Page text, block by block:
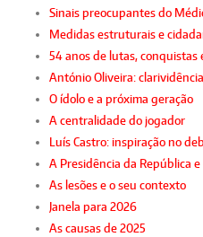
Sinais preocupantes do
Medidas estruturais e
54 anos de lutas, conquistas
António Oliveira:
O ídolo e a próxima geração
A centralidade do jogador
Luís Castro: inspiração no
A Presidência da República
As lesões e o seu contexto
Janela para 2026
As causas de 2025